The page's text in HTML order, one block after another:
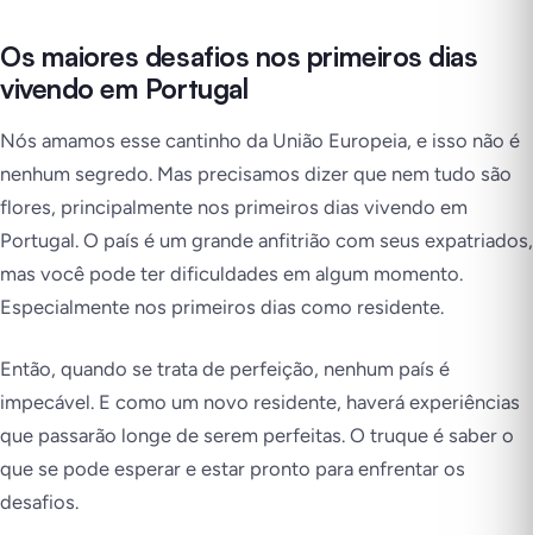
Os maiores desafios nos primeiros dias
vivendo em Portugal
Nós amamos esse cantinho da União Europeia, e isso não é
nenhum segredo. Mas precisamos dizer que nem tudo são
flores, principalmente nos primeiros dias vivendo em
Portugal. O país é um grande anfitrião com seus expatriados,
mas você pode ter dificuldades em algum momento.
Especialmente nos primeiros dias como residente.
Então, quando se trata de perfeição, nenhum país é
impecável. E como um novo residente, haverá experiências
que passarão longe de serem perfeitas. O truque é saber o
que se pode esperar e estar pronto para enfrentar os
desafios.